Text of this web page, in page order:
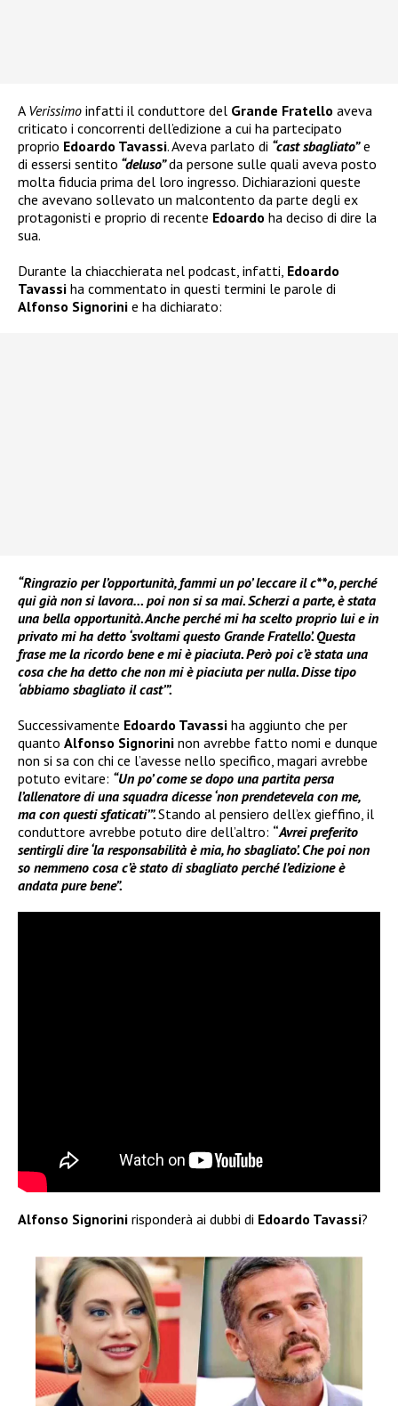
A Verissimo infatti il conduttore del Grande Fratello aveva
criticato i concorrenti dell’edizione a cui ha partecipato
proprio Edoardo Tavassi. Aveva parlato di “cast sbagliato”e
di essersi sentito “deluso”da persone sulle quali aveva posto
molta fiducia prima del loro ingresso. Dichiarazioni queste
che avevano sollevato un malcontento da parte degli ex
protagonisti e proprio di recente Edoardo ha deciso di dire la
sua.
Durante la chiacchierata nel podcast, infatti, Edoardo
Tavassi ha commentato in questi termini le parole di
Alfonso Signorini e ha dichiarato:
“Ringrazio per l’opportunità, fammi un po’ leccare il c**o, perché
qui già non si lavora… poi non si sa mai. Scherzi a parte, è stata
una bella opportunità. Anche perché mi ha scelto proprio lui e in
privato mi ha detto ‘svoltami questo Grande Fratello’. Questa
frase me la ricordo bene e mi è piaciuta. Però poi c’è stata una
cosa che ha detto che non mi è piaciuta per nulla. Disse tipo
‘abbiamo sbagliato il cast’”.
Successivamente Edoardo Tavassi ha aggiunto che per
quanto Alfonso Signorini non avrebbe fatto nomi e dunque
non si sa con chi ce l’avesse nello specifico, magari avrebbe
potuto evitare: “Un po’ come se dopo una partita persa
l’allenatore di una squadra dicesse ‘non prendetevela con me,
ma con questi sfaticati’”.Stando al pensiero dell’ex gieffino, il
conduttore avrebbe potuto dire dell’altro: “Avrei preferito
sentirgli dire ‘la responsabilità è mia, ho sbagliato’. Che poi non
so nemmeno cosa c’è stato di sbagliato perché l’edizione è
andata pure bene”.
Alfonso Signorini risponderà ai dubbi di Edoardo Tavassi?